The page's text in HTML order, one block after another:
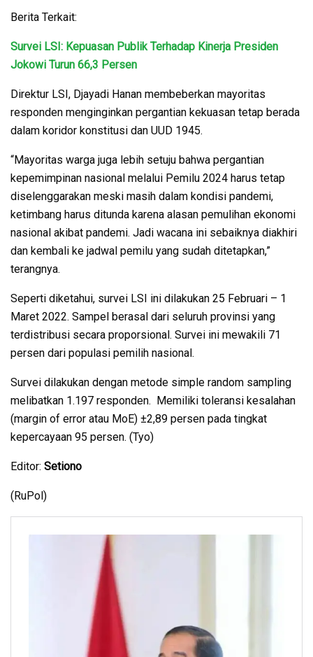
Berita Terkait:
Survei LSI: Kepuasan Publik Terhadap Kinerja Presiden
Jokowi Turun 66,3 Persen
Direktur LSI, Djayadi Hanan membeberkan mayoritas
responden menginginkan pergantian kekuasan tetap berada
dalam koridor konstitusi dan UUD 1945.
“Mayoritas warga juga lebih setuju bahwa pergantian
kepemimpinan nasional melalui Pemilu 2024 harus tetap
diselenggarakan meski masih dalam kondisi pandemi,
ketimbang harus ditunda karena alasan pemulihan ekonomi
nasional akibat pandemi. Jadi wacana ini sebaiknya diakhiri
dan kembali ke jadwal pemilu yang sudah ditetapkan,”
terangnya.
Seperti diketahui, survei LSI ini dilakukan 25 Februari – 1
Maret 2022. Sampel berasal dari seluruh provinsi yang
terdistribusi secara proporsional. Survei ini mewakili 71
persen dari populasi pemilih nasional.
Survei dilakukan dengan metode simple random sampling
melibatkan 1.197 responden. Memiliki toleransi kesalahan
(margin of error atau MoE) ±2,89 persen pada tingkat
kepercayaan 95 persen. (Tyo)
Editor: Setiono
(RuPol)